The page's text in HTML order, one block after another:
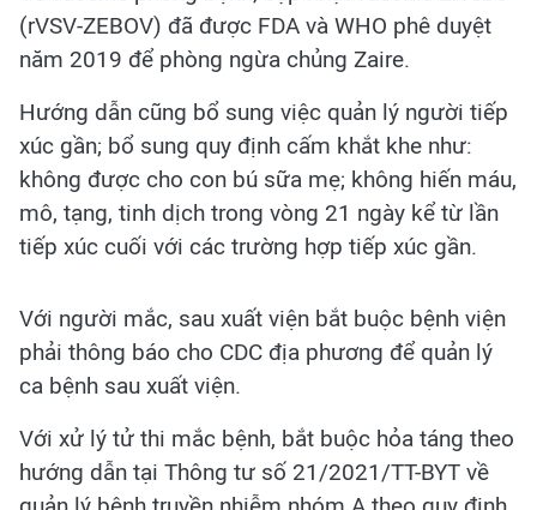
(rVSV-ZEBOV) đã được FDA và WHO phê duyệt
năm 2019 để phòng ngừa chủng Zaire.
Hướng dẫn cũng bổ sung việc quản lý người tiếp
xúc gần; bổ sung quy định cấm khắt khe như:
không được cho con bú sữa mẹ; không hiến máu,
mô, tạng, tinh dịch trong vòng 21 ngày kể từ lần
tiếp xúc cuối với các trường hợp tiếp xúc gần.
Với người mắc, sau xuất viện bắt buộc bệnh viện
phải thông báo cho CDC địa phương để quản lý
ca bệnh sau xuất viện.
Với xử lý tử thi mắc bệnh, bắt buộc hỏa táng theo
hướng dẫn tại Thông tư số 21/2021/TT-BYT về